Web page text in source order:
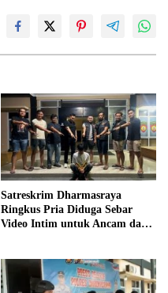
Satreskrim Dharmasraya
Ringkus Pria Diduga Sebar
Video Intim untuk Ancam dan